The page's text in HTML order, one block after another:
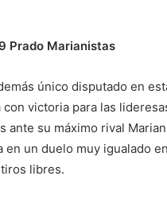
Prado Marianistas
único disputado en
victoria para las
ante su máximo rival
un duelo muy igualado
libres.